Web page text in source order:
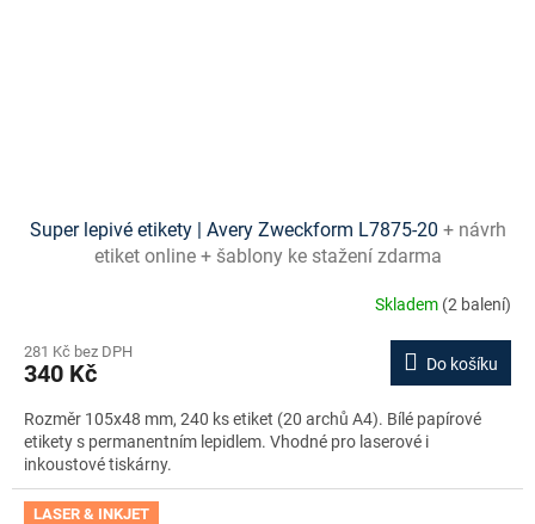
Super lepivé etikety | Avery Zweckform L7875-20 + návrh
etiket online + šablony ke stažení zdarma
Skladem (2 balení)
281 Kč bez DPH
340 Kč Do košíku
Rozměr 105x48 mm, 240 ks etiket (20 archů A4). Bílé papírové
etikety s permanentním lepidlem. Vhodné pro laserové i
inkoustové tiskárny.
LASER & INKJET